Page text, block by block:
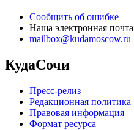
Сообщить об ошибке
Наша электронная почта
mailbox@kudamoscow.ru
КудаСочи
Пресс-релиз
Редакционная политика
Правовая информация
Формат ресурса